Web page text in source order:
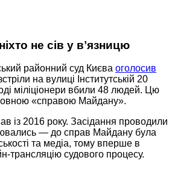
не сів у вʼязницю
районний суд Києва оголосив
на вулиці Інститутській 20
міліціонери вбили 48 людей. Цю
«справою Майдану».
із 2016 року. Засідання проводили
— до справ Майдану була
та медіа, тому вперше в
трансляцію судового процесу.